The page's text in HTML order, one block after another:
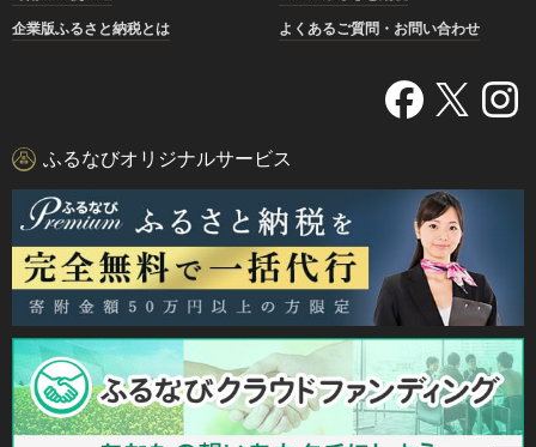
企業版ふるさと納税とは
よくあるご質問・お問い合わせ
ふるなびオリジナルサービス